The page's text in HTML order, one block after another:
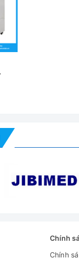
Chính
Chính